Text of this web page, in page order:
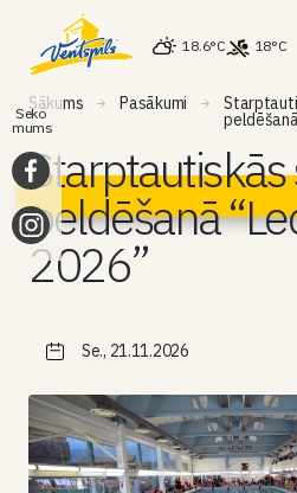
18.6°C 18°C
Sākums Pasākumi
peldēšanā
2026”
Se., 21.11.2026
Seko
mums